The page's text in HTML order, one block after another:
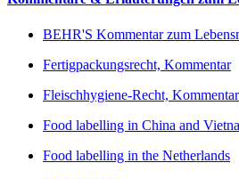
BEHR'S Kommentar zum
Fertigpackungsrecht, Kommentar
Fleischhygiene-Recht, Kommentar
Food labelling in China and
Food labelling in the Netherlands